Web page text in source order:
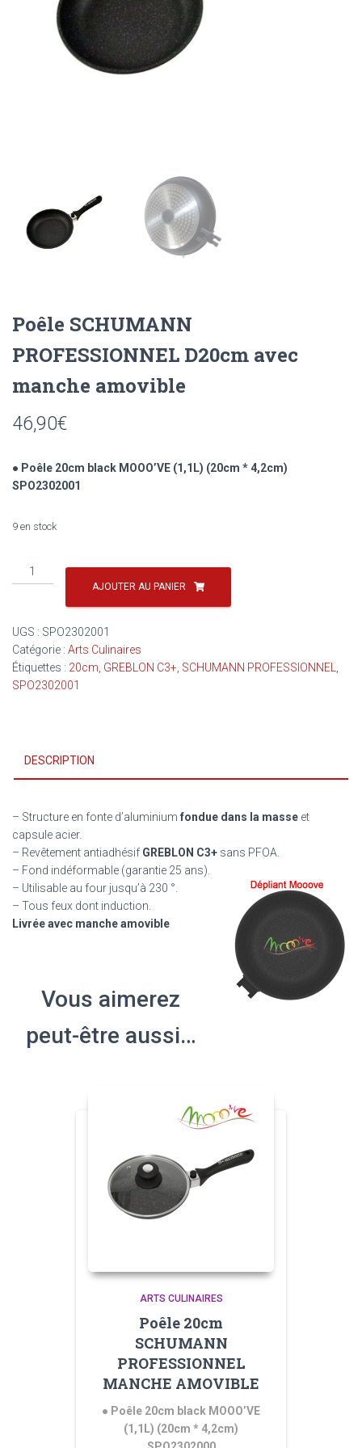
Poêle SCHUMANN
PROFESSIONNEL D20cm avec
manche amovible
46,90€
● Poêle 20cm black MOOO’VE (1,1L) (20cm * 4,2cm)
SPO2302001
9 en stock
quantité
de
PROFESSIONNEL
D20cm
avec
manche
AJOUTER AU PANIER
UGS : SPO2302001
Catégorie : Arts Culinaires
Étiquettes : 20cm GREBLON C3+ SCHUMANN PROFESSIONNEL
SPO2302001
DESCRIPTION
– Structure en fonte d’aluminium fondue dans la masse et
capsule acier.
– Revêtement antiadhésif GREBLON C3+ sans PFOA.
– Fond indéformable (garantie 25 ans).
– Utilisable au four jusqu’à 230 °.
– Tous feux dont induction.
Livrée avec manche amovible
Vous aimerez
peut-être aussi…
ARTS CULINAIRES
Poêle 20cm
SCHUMANN
PROFESSIONNEL
MANCHE AMOVIBLE
● Poêle 20cm black MOOO’VE
(1,1L) (20cm * 4,2cm)